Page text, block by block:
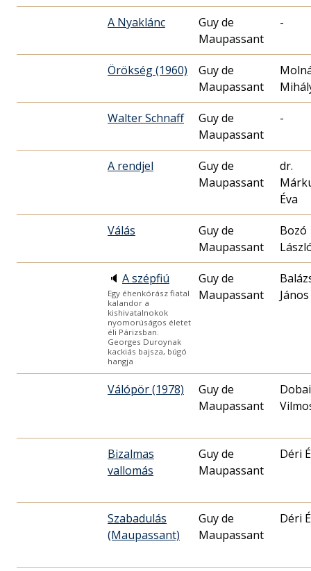
A Nyaklánc
Guy de
Maupassant
-
Örökség (1960)
Guy de
Maupassant
Walter Schnaff
Guy de
Maupassant
-
A rendjel
Guy de
Maupassant
dr.
Éva
Válás
Guy de
Maupassant
Bozó
🔈 A szépfiú
Egy éhenkórász fiatal
kalandor a
kishivatalnokok
nyomorúságos életet
éli Párizsban.
Georges Duroynak
kackiás bajsza, búgó
hangja
Guy de
Maupassant
János
Válópör (1978)
Guy de
Maupassant
Dobai
Bizalmas
vallomás
Guy de
Maupassant
Déri
Szabadulás
(Maupassant)
Guy de
Maupassant
Déri